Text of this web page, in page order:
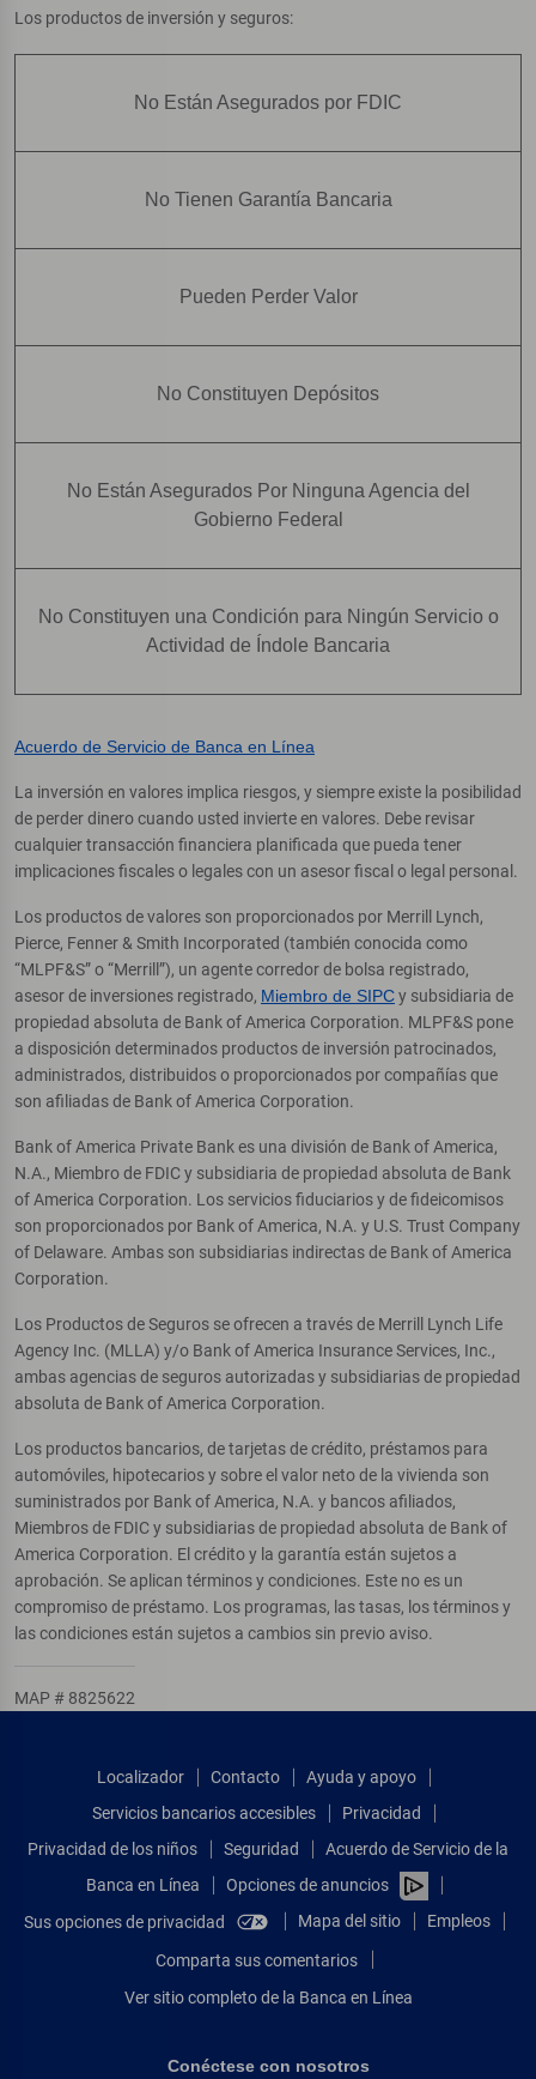
Los productos de inversión y seguros:
No Están Asegurados por FDIC
No Tienen Garantía Bancaria
Pueden Perder Valor
No Constituyen Depósitos
No Están Asegurados Por Ninguna Agencia del
Gobierno Federal
No Constituyen una Condición para Ningún Servicio o
Actividad de Índole Bancaria
Acuerdo de Servicio de Banca en Línea
La inversión en valores implica riesgos, y siempre existe la posibilidad
de perder dinero cuando usted invierte en valores. Debe revisar
cualquier transacción financiera planificada que pueda tener
implicaciones fiscales o legales con un asesor fiscal o legal personal.
Los productos de valores son proporcionados por Merrill Lynch,
Pierce, Fenner & Smith Incorporated (también conocida como
“MLPF&S” o “Merrill”), un agente corredor de bolsa registrado,
asesor de inversiones registrado, Miembro de SIPCy subsidiaria de
propiedad absoluta de Bank of America Corporation. MLPF&S pone
a disposición determinados productos de inversión patrocinados,
administrados, distribuidos o proporcionados por compañías que
son afiliadas de Bank of America Corporation.
Bank of America Private Bank es una división de Bank of America,
N.A., Miembro de FDIC y subsidiaria de propiedad absoluta de Bank
of America Corporation. Los servicios fiduciarios y de fideicomisos
son proporcionados por Bank of America, N.A. y U.S. Trust Company
of Delaware. Ambas son subsidiarias indirectas de Bank of America
Corporation.
Los Productos de Seguros se ofrecen a través de Merrill Lynch Life
Agency Inc. (MLLA) y/o Bank of America Insurance Services, Inc.,
ambas agencias de seguros autorizadas y subsidiarias de propiedad
absoluta de Bank of America Corporation.
Los productos bancarios, de tarjetas de crédito, préstamos para
automóviles, hipotecarios y sobre el valor neto de la vivienda son
suministrados por Bank of America, N.A. y bancos afiliados,
Miembros de FDIC y subsidiarias de propiedad absoluta de Bank of
America Corporation. El crédito y la garantía están sujetos a
aprobación. Se aplican términos y condiciones. Este no es un
compromiso de préstamo. Los programas, las tasas, los términos y
las condiciones están sujetos a cambios sin previo aviso.
MAP # 8825622
Localizador Contacto
Ayuda y apoyo
Servicios bancarios accesibles
Privacidad
Privacidad de los niños
Seguridad
Acuerdo de Servicio de la
Banca en Línea
Opciones de anuncios
Sus opciones de privacidad
Mapa del sitio Empleos
Comparta sus comentarios
Ver sitio completo de la Banca en Línea
Conéctese con nosotros